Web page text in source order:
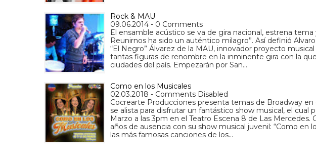
Rock & MAU
09.06.2014 - 0 Comments
El ensamble acústico se va de gira nacional, estrena
Reunirnos ha sido un auténtico milagro”. Así definió
“El Negro” Álvarez de la MAU, innovador proyecto
tantas figuras de renombre en la inminente gira con la
ciudades del país. Empezarán por San…
Como en los Musicales
02.03.2018 - Comments Disabled
Cocrearte Producciones presenta temas de Broadway en
se alista para disfrutar un fantástico show musical, el cual
Marzo a las 3pm en el Teatro Escena 8 de Las
años de ausencia con su show musical juvenil: “Como en
las más famosas canciones de los…